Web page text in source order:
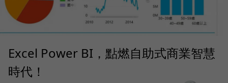
Excel Power BI，點燃自助式商業智慧
時代！